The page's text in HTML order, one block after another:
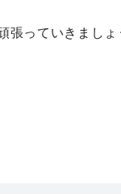
張っていきましょ